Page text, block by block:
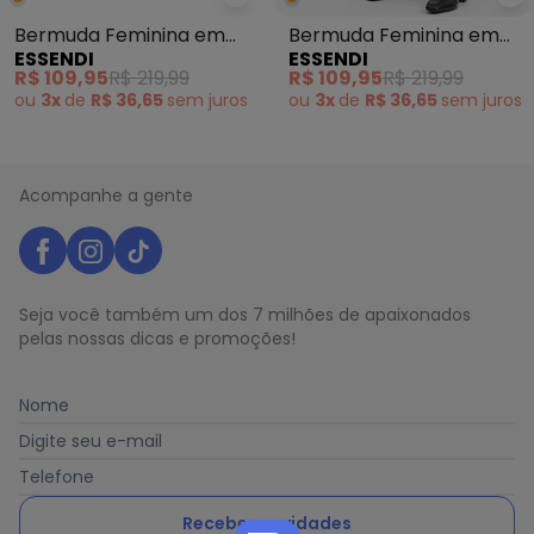
Bermuda Feminina em
Voher Laranja
ESSENDI
R$ 109,95R$ 219,99
ou 3x de R$ 36,65 sem juros
Bermuda Feminina em
Voher Azul
ESSENDI
R$ 109,95R$ 219,99
ou 3x de R$ 36,65 sem juros
Acompanhe a gente
Seja você também um dos 7 milhões de apaixonados
pelas nossas dicas e promoções!
Nome
Digite seu e-mail
Telefone
Receber novidades